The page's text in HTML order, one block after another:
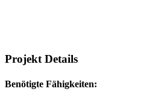
Projekt Details
Benötigte Fähigkeiten: